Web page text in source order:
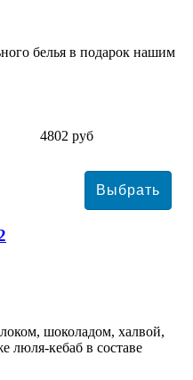
белья в подарок нашим
4802 руб
шоколадом, халвой,
люля-кебаб в составе